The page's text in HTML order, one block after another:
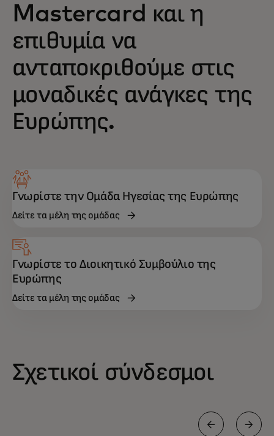
Mastercard και η
επιθυμία να
ανταποκριθούμε στις
μοναδικές ανάγκες της
Ευρώπης.
Γνωρίστε την Ομάδα Ηγεσίας της Ευρώπης‎
Δείτε τα μέλη της ομάδας
Γνωρίστε το Διοικητικό Συμβούλιο της
Ευρώπης
Δείτε τα μέλη της ομάδας
Σχετικοί σύνδεσμοι